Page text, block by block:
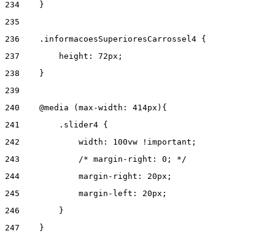
234
    }
235
236
    .informacoesSuperioresCarrossel4 {
237
        height: 72px;
238
    }
239
240
    @media (max-width: 414px){
241
        .slider4 {
242
            width: 100vw !important;
243
            /* margin-right: 0; */
244
            margin-right: 20px;
245
            margin-left: 20px;
246
        }
247
    }